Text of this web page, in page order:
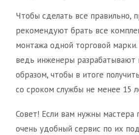
Чтобы сделать все правильно,
рекомендуют брать все
монтажа одной торговой
ведь инженеры разрабатывают
образом, чтобы в итоге
со сроком службы не менее 15
Совет! Если вам нужны мастера
очень удобный сервис по их